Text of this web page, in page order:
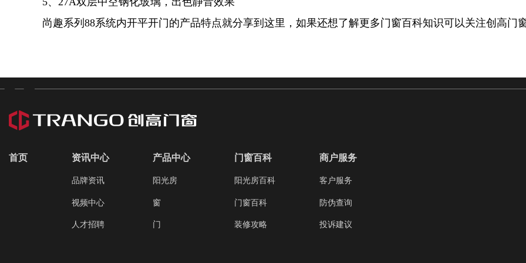
尚趣系列88系统内开平开门的产品特点就分享到这里，如果还想了解更多门窗百科知识可以关注创高门
首页 资讯中心
品牌资讯
视频中心
人才招聘
产品中心
阳光房
窗
门
门窗百科
阳光房百科
门窗百科
装修攻略
商户服务
客户服务
防伪查询
投诉建议